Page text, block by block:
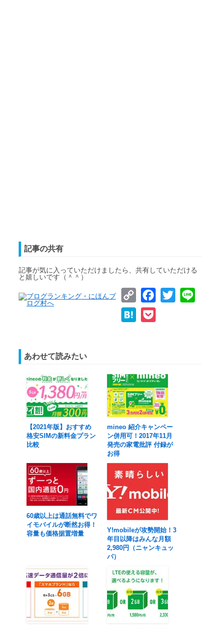
記事の共有
記事が気に入っていただけましたら、共有していただける
と嬉しいです（＾＾）
Copy
Link
Facebook
Twitter
Hatena
あわせて読みたい
【2021年版】おすすめ
格安SIMの新料金プラン
比較
mineo 紹介キャンペー
ン併用可！2017年11月
発売の家電批評 付録が
お得
60歳以上は通話無料でワ
イモバイルが断然お得！
容量も価格据置増量
Y!mobileが攻勢開始！3
年目以降はみんな月額
2,980円（ニャンキュッ
パ）